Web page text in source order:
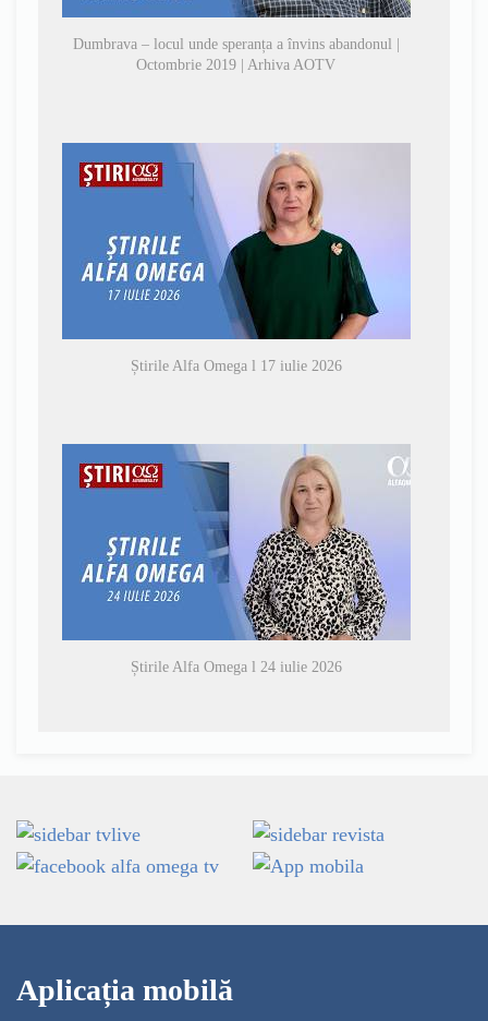
Dumbrava – locul unde speranța a învins abandonul |
Octombrie 2019 | Arhiva AOTV
Știrile Alfa Omega l 17 iulie 2026
Știrile Alfa Omega l 24 iulie 2026
Aplicația mobilă